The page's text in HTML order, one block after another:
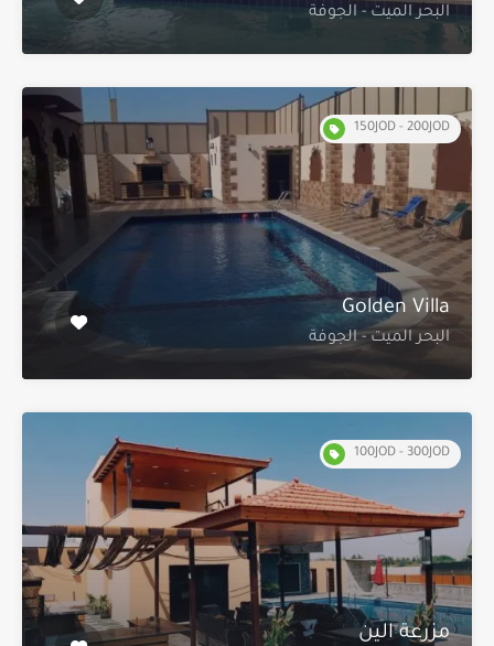
البحر الميت - الجوفة
150JOD - 200JOD
Golden Villa
البحر الميت - الجوفة
100JOD - 300JOD
مزرعة الين